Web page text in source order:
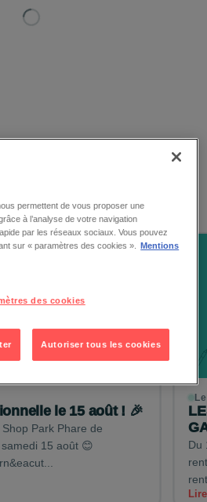
actualités
le 15 août ! 🎉
Park Phare de
15 août 😊
Du
permettent de vous proposer une
à l’analyse de votre navigation
par les réseaux sociaux. Vous pouvez
sur « paramètres des cookies ».
Mentions
des cookies
Autoriser tous les cookies